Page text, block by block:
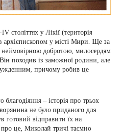
у Лікії (територія
архієпископом у місті Мири. Ще за
неймовірною добротою, милосердям
походив із заможної родини, але
причому робив це
– історія про трьох
не було приданого для
готовий відправити їх на
це, Миколай тричі таємно